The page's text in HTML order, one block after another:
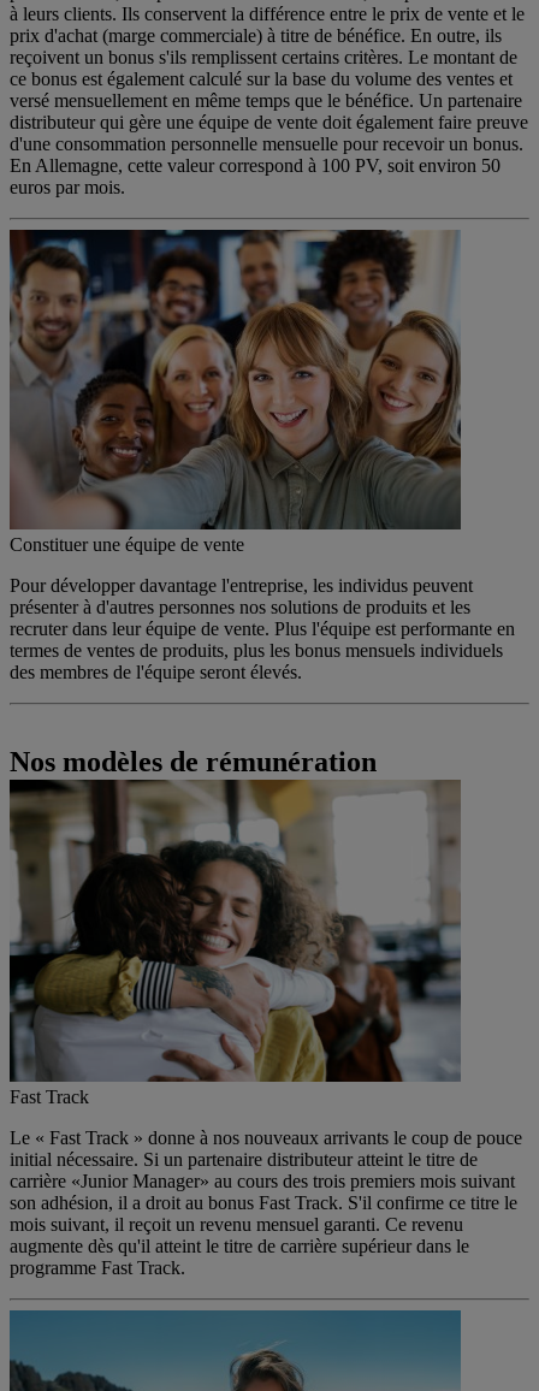
à leurs clients. Ils conservent la différence entre le prix de vente et le
prix d'achat (marge commerciale) à titre de bénéfice. En outre, ils
reçoivent un bonus s'ils remplissent certains critères. Le montant de
ce bonus est également calculé sur la base du volume des ventes et
versé mensuellement en même temps que le bénéfice. Un partenaire
distributeur qui gère une équipe de vente doit également faire preuve
d'une consommation personnelle mensuelle pour recevoir un bonus.
En Allemagne, cette valeur correspond à 100 PV, soit environ 50
euros par mois.
Constituer une équipe de vente
Pour développer davantage l'entreprise, les individus peuvent
présenter à d'autres personnes nos solutions de produits et les
recruter dans leur équipe de vente. Plus l'équipe est performante en
termes de ventes de produits, plus les bonus mensuels individuels
des membres de l'équipe seront élevés.
Nos modèles de rémunération
Fast Track
Le « Fast Track » donne à nos nouveaux arrivants le coup de pouce
initial nécessaire. Si un partenaire distributeur atteint le titre de
carrière «Junior Manager» au cours des trois premiers mois suivant
son adhésion, il a droit au bonus Fast Track. S'il confirme ce titre le
mois suivant, il reçoit un revenu mensuel garanti. Ce revenu
augmente dès qu'il atteint le titre de carrière supérieur dans le
programme Fast Track.